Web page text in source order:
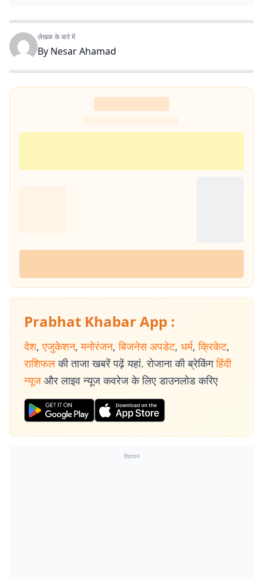
लेखक के बारे में
By Nesar Ahamad
Prabhat Khabar App :
देश, एजुकेशन, मनोरंजन, बिजनेस अपडेट, धर्म, क्रिकेट,
राशिफल की ताजा खबरें पढ़ें यहां. रोजाना की ब्रेकिंग हिंदी
न्यूज और लाइव न्यूज कवरेज के लिए डाउनलोड करिए
विज्ञापन